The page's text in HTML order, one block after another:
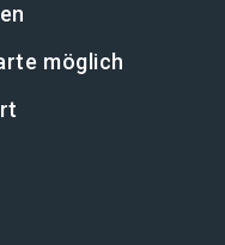
möglich